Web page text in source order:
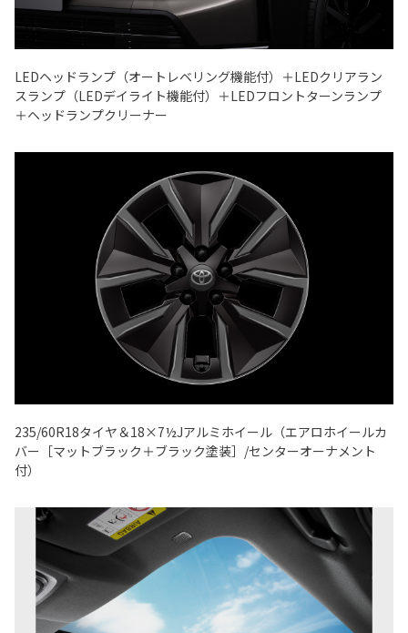
LEDヘッドランプ（オートレベリング機能付）＋LEDクリアラン
スランプ（LEDデイライト機能付）＋LEDフロントターンランプ
＋ヘッドランプクリーナー
235/60R18タイヤ＆18×7½Jアルミホイール（エアロホイールカ
バー［マットブラック＋ブラック塗装］/センターオーナメント
付）